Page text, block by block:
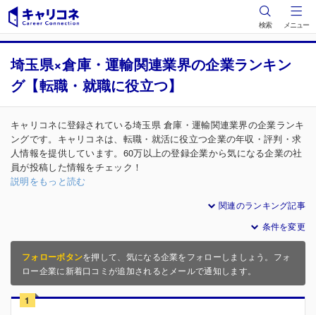
検索 メニュー
埼玉県×倉庫・運輸関連業界の企業ランキン
グ【転職・就職に役立つ】
キャリコネに登録されている埼玉県 倉庫・運輸関連業界の企業ランキ
ングです。キャリコネは、転職・就活に役立つ企業の年収・評判・求
人情報を提供しています。60万以上の登録企業から気になる企業の社
員が投稿した情報をチェック！
説明をもっと読む
関連のランキング記事
条件を変更
フォローボタンを押して、気になる企業をフォローしましょう。フォ
ロー企業に新着口コミが追加されるとメールで通知します。
1